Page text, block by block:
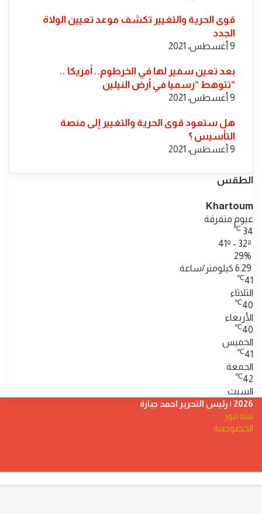
قوى الحرية والتغيير تكشف موعد تعيين الولاة
الجدد
9 أغسطس، 2021
بعد تعين سفير لها في الخرطوم.. أمريكا ..
“تتوهط “رسميا في أرض النيلين
9 أغسطس، 2021
هل ستعود قوى الحرية والتغيير إلى منصة
التأسيس ؟
9 أغسطس، 2021
الطقس
Khartoum
غيوم متفرقة
34
℃
29%
6.29 كيلومتر/ساعة
41
℃
الثلاثاء
40
℃
الأربعاء
40
℃
الخميس
41
℃
الجمعة
42
℃
السبت
2026 | رئيس التحرير احمد جبارة
نبته نيوز
الخصوصية